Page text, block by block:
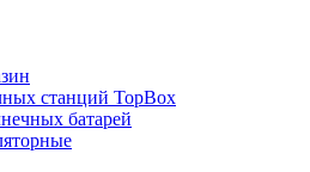
станций TopBox
батарей